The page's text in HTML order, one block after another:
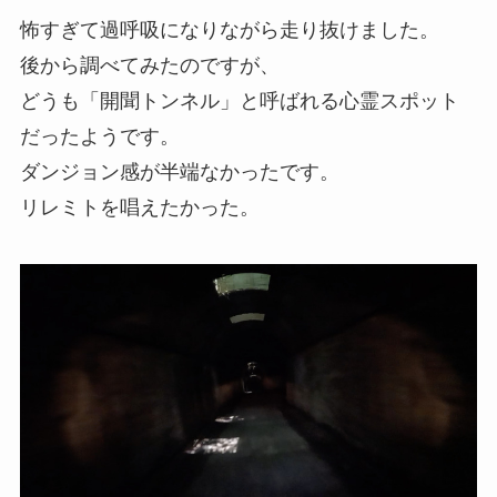
怖すぎて過呼吸になりながら走り抜けました。
後から調べてみたのですが、
どうも「開聞トンネル」と呼ばれる心霊スポット
だったようです。
ダンジョン感が半端なかったです。
リレミトを唱えたかった。